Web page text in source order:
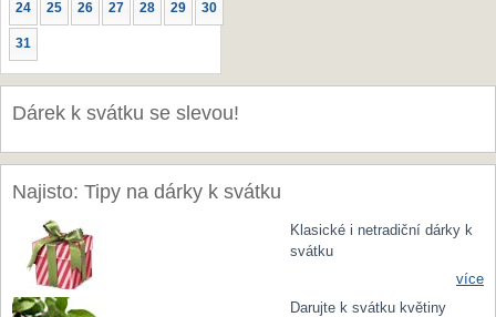
24 25 26 27 28 29 30
31
Dárek k svátku se slevou!
Najisto: Tipy na dárky k svátku
Klasické i netradiční dárky k
svátku
více
Darujte k svátku květiny